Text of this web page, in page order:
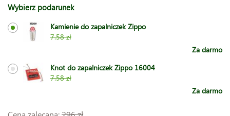
Wybierz podarunek
Kamienie do zapalniczek Zippo
7.58 zł
Za darmo
Knot do zapalniczek Zippo 16004
7.58 zł
Za darmo